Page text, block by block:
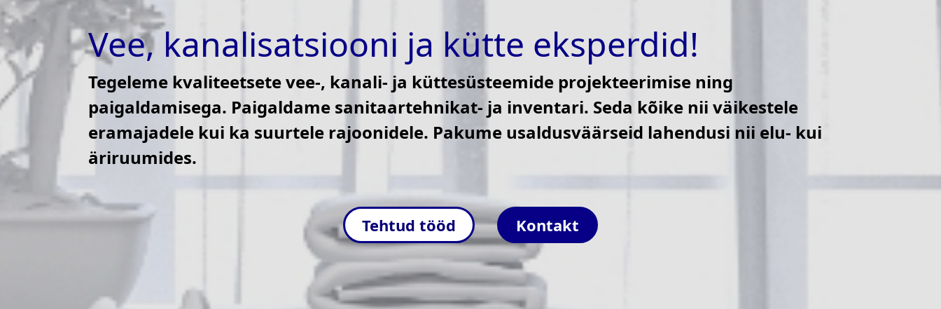
Vee, kanalisatsiooni ja kütte eksperdid!
Tegeleme kvaliteetsete vee-, kanali- ja küttesüsteemide projekteerimise ning
paigaldamisega. Paigaldame sanitaartehnikat- ja inventari. Seda kõike nii väikestele
eramajadele kui ka suurtele rajoonidele. Pakume usaldusväärseid lahendusi nii elu- kui
äriruumides.
Tehtud tööd Kontakt